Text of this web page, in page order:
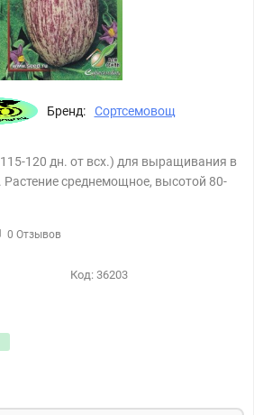
Бренд: Сортсемовощ
120 дн. от всх.) для выращивания в
среднемощное, высотой 80-
0 Отзывов
Код: 36203